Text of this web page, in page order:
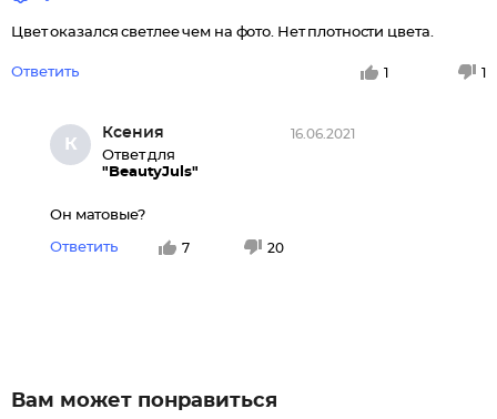
Цвет оказался светлее чем на фото. Нет плотности цвета.
Ответить 1 1
К
Ксения
Ответ для
"BeautyJuls"
16.06.2021
Он матовые?
Ответить 7 20
Вам может понравиться